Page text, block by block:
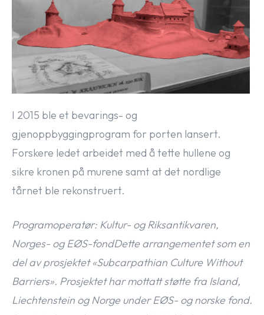
I 2015 ble et bevarings- og
gjenoppbyggingprogram for porten lansert.
Forskere ledet arbeidet med å tette hullene og
sikre kronen på murene samt at det nordlige
tårnet ble rekonstruert.
Programoperatør: Kultur- og Riksantikvaren,
Norges- og EØS-fondDette arrangementet som en
del av prosjektet «Subcarpathian Culture Without
Barriers». Prosjektet har mottatt støtte fra Island,
Liechtenstein og Norge under EØS- og norske fond.